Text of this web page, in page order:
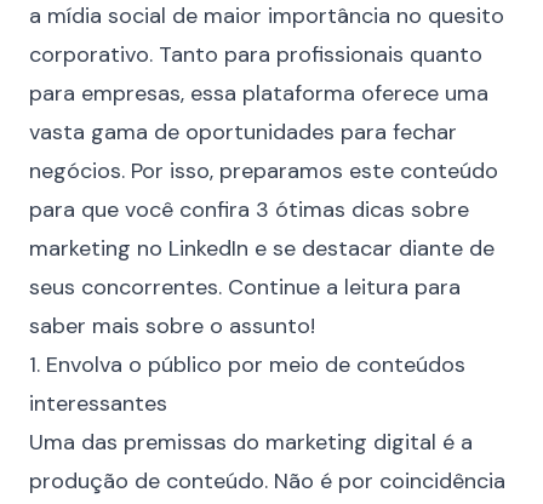
a mídia social de maior importância no quesito
corporativo. Tanto para profissionais quanto
para empresas, essa plataforma oferece uma
vasta gama de oportunidades para fechar
negócios. Por isso, preparamos este conteúdo
para que você confira 3 ótimas dicas sobre
marketing no LinkedIn e se destacar diante de
seus concorrentes. Continue a leitura para
saber mais sobre o assunto!
1. Envolva o público por meio de conteúdos
interessantes
Uma das premissas do marketing digital é a
produção de conteúdo. Não é por coincidência